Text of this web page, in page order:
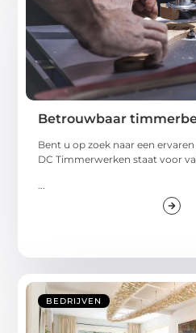
Betrouwbaar
Bent u op zoek naar een
DC Timmerwerken staat voor
...
BEDRIJVEN